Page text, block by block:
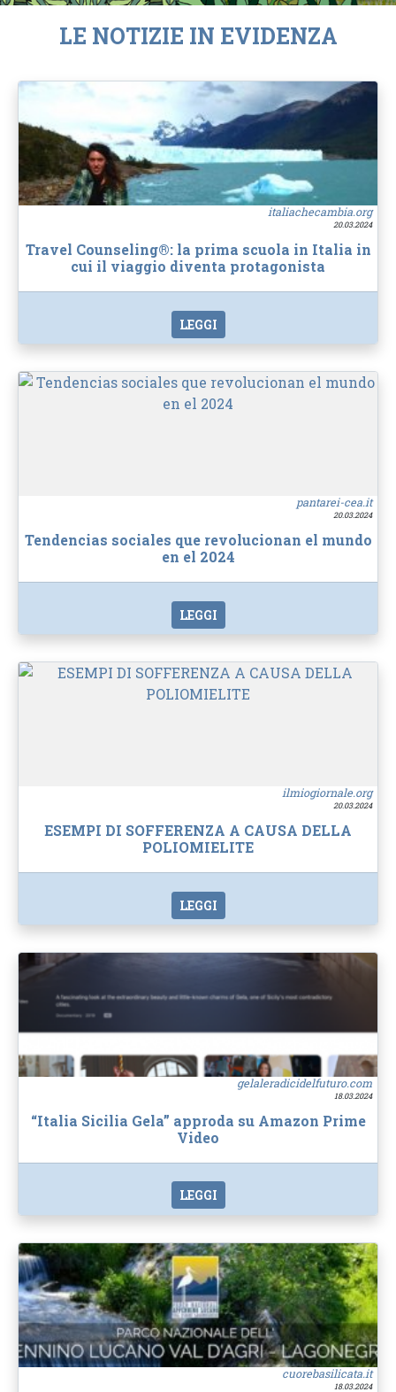
LE NOTIZIE IN EVIDENZA
italiachecambia.org
20.03.2024
Travel Counseling®: la prima scuola in Italia in
cui il viaggio diventa protagonista
LEGGI
pantarei-cea.it
20.03.2024
Tendencias sociales que revolucionan el mundo
en el 2024
LEGGI
ilmiogiornale.org
20.03.2024
ESEMPI DI SOFFERENZA A CAUSA DELLA
POLIOMIELITE
LEGGI
gelaleradicidelfuturo.com
18.03.2024
“Italia Sicilia Gela” approda su Amazon Prime
Video
LEGGI
cuorebasilicata.it
18.03.2024